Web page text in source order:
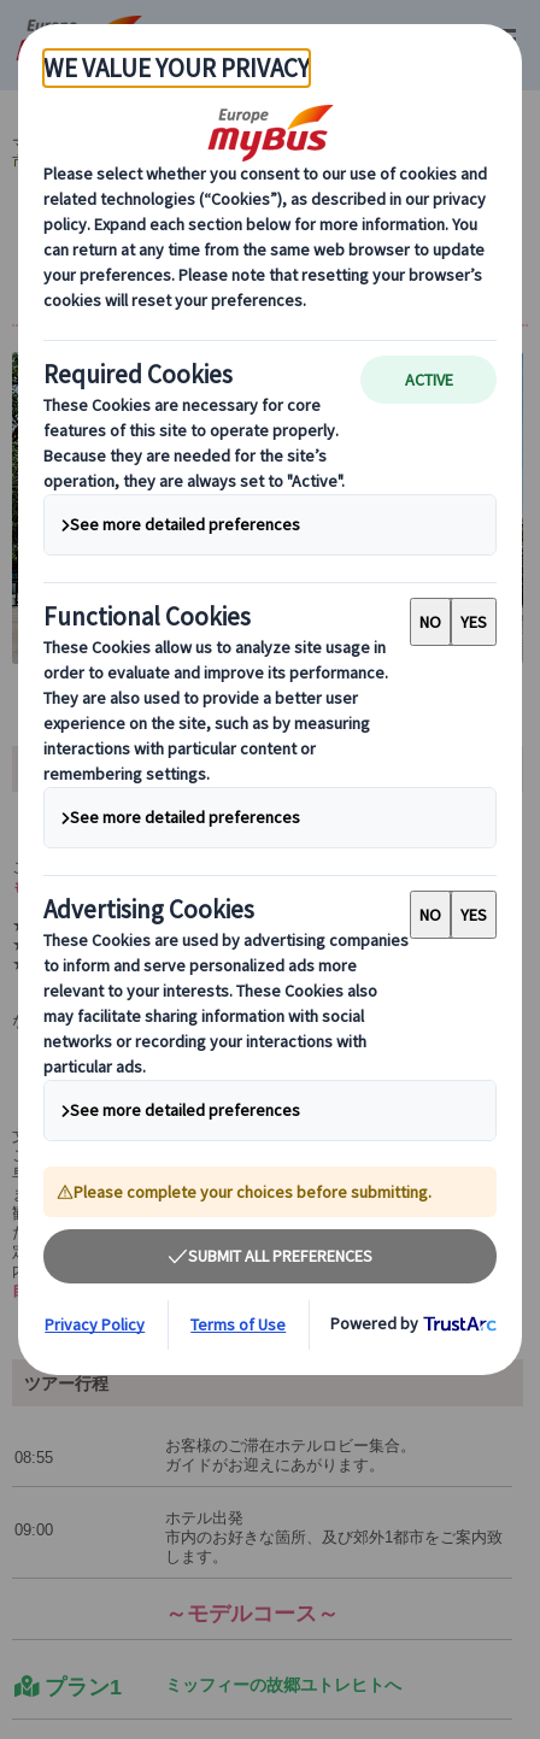
マイバス・ヨーロッパ オランダ (5) アムステルダム (5)
市内観光 (4)
【プライベート】アムステルダム市内＆近郊
にご案内！終日日本語ガイド
おすすめポイント
アムステルダムの他に、もう1都市ご案内！
こちらのツアーのポイントは、
も行ける
★近郊の港町フォーレンダムやマルケン島でのどかな情景を楽しむ
★デンハーグのマウリッツハイス美術館でフェルメールを鑑賞
★うさぎのミッフィーの故郷ユトレヒトで、歴史豊かな町を散策
などなど、お好みで様々な楽しみ方が可能です！
プライベートだから！マイペースで好きなとこ
文化、歴史に詳しい
プライベートツアーなので
ご自身のペースで観光を楽しんで頂けます。
早く歩くのがつらい方も、小さいお子様連れのご家族様も、心配はいり
ません。
観光の途中で休憩されたいなど、
さまざまな要望に臨機応変にご対応
たします。
定番観光地だけでなく、ショッピングやグルメなどご要望の場所へご案
内いたします。
自分だけのアムステルダムをわがままにお楽しみください！
ツアー行程
08:55
お客様のご滞在ホテルロビー集合。
ガイドがお迎えにあがります。
09:00
ホテル出発
市内のお好きな箇所、及び郊外1都市をご案内致
します。
～モデルコース～
プラン1 ミッフィーの故郷ユトレヒトへ